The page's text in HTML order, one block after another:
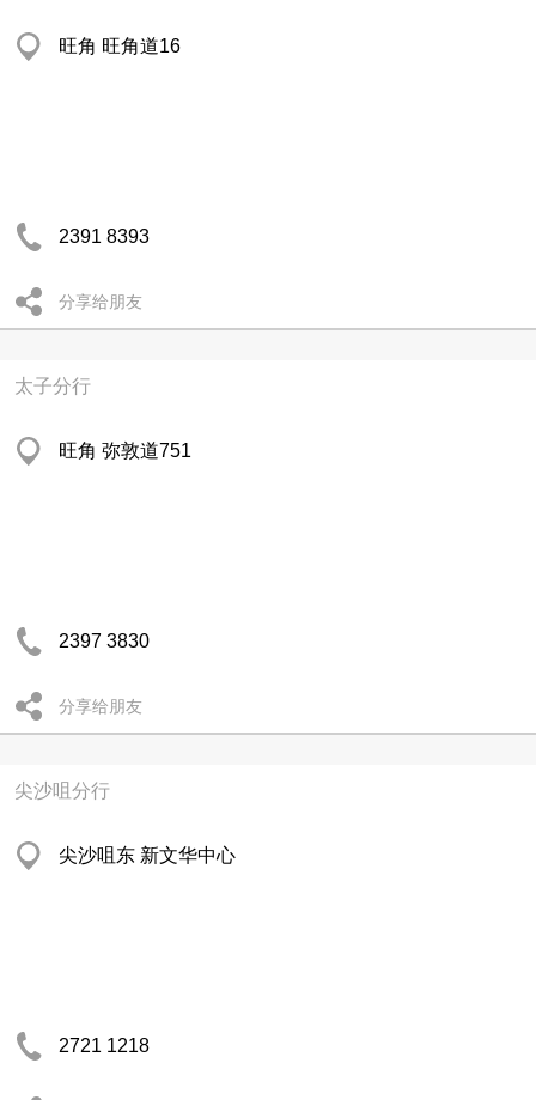
旺角 旺角道16
2391 8393
分享给朋友
太子分行
旺角 弥敦道751
2397 3830
分享给朋友
尖沙咀分行
尖沙咀东 新文华中心
2721 1218